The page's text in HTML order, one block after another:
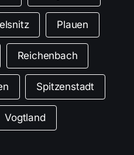
Plauen
Reichenbach
Spitzenstadt
Vogtland